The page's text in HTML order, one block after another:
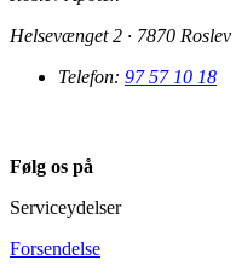
Helsevænget 2 · 7870 Roslev
Telefon: 97 57 10 18
Følg os på
Serviceydelser
Forsendelse